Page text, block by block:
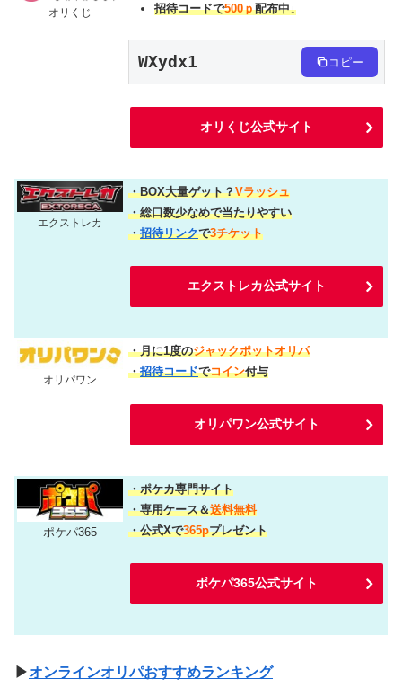
オリくじ
招待コードで500ｐ配布中↓
WXydx1 コピー
オリくじ公式サイト
エクストレカ
・BOX大量ゲット？Vラッシュ
・総口数少なめで当たりやすい
・招待リンクで3チケット
エクストレカ公式サイト
オリパワン
・月に1度のジャックポットオリパ
・招待コードでコイン付与
オリパワン公式サイト
ポケパ365
・ポケカ専門サイト
・専用ケース＆送料無料
・公式Xで365pプレゼント
ポケパ365公式サイト
▶オンラインオリパおすすめランキング